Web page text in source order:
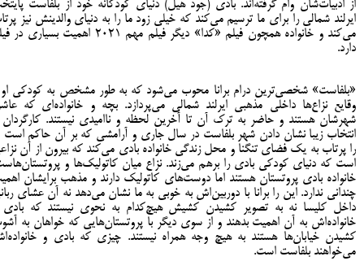
از ادبیات‌شان وام گرفته‌اند. بادی (جود هیل) دنیای کودکانه خود از بلفاست
ایرلند شمالی را برای ما ترسیم می‌کند که خیلی زود ما را به دنیای والدینش نیز
می‌کند و خانواده همچون فیلم «کدا» دیگر فیلم مهم ۲۰۲۱ اهمیت بسیاری
دارد.
«بلفاست» شخصی‌ترین درام برانا محوب می‌شود که به طور مشخص به کودکی
وقایع نزاع‌ها داخلی مذهبی ایرلند شمالی می‌پردازد. بچه و خانواده‌ای که
شهرشان هستند و حاضر به ترک آن تا آخرین لحظه و ناامیدی نیستند. کارگردان
انتخاب زیبا نشان دادن شهر بلفاست در سال جاری و آرامشی که بر آن حاکم است
را پرتاب به یک فضای تنگنا و محل زندگی خانواده بادی می‌کند که بیرون از آن
است که دنیای کودکی بادی را برهم می‌زند. نزاع میان کاتولیک‌ها و
خانواده بادی پروتستان هستند اما دوست‌های کاتولیک دارند و مذهب برایشان
چندانی ندارد. این را برانا با دوربین‌اش به خوبی به ما نشان می‌دهد نه آن عشای
داخل کلیسا نه به تصویر کشیدن کشیش هیچ‌کدام به نحوی نیستند که
خانواده‌اش به آن اهمیت بدهند و از سوی دیگر با پروتستان‌هایی که خواهان به
کشیدن خیابان‌ها هستند به هیچ وجه همراه نیستند. چیزی که بادی و
می‌خواهند بلفاست است.